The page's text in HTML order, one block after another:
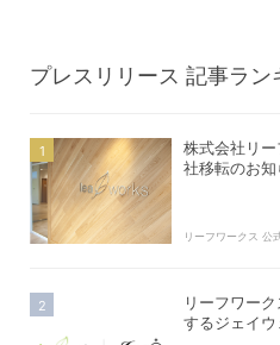
プレスリリース 記事ラン
株式会社リ
社移転のお知
リーフワークス 公
リーフワー
するジェイ